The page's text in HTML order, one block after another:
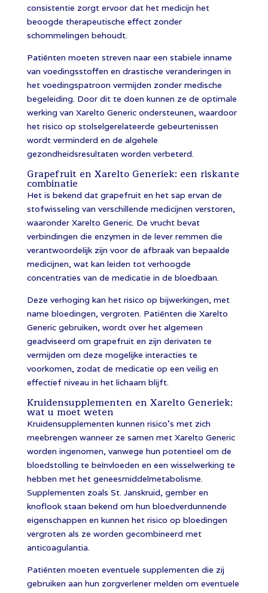
consistentie zorgt ervoor dat het medicijn het
beoogde therapeutische effect zonder
schommelingen behoudt.
Patiënten moeten streven naar een stabiele inname
van voedingsstoffen en drastische veranderingen in
het voedingspatroon vermijden zonder medische
begeleiding. Door dit te doen kunnen ze de optimale
werking van Xarelto Generic ondersteunen, waardoor
het risico op stolselgerelateerde gebeurtenissen
wordt verminderd en de algehele
gezondheidsresultaten worden verbeterd.
Grapefruit en Xarelto Generiek: een riskante
combinatie
Het is bekend dat grapefruit en het sap ervan de
stofwisseling van verschillende medicijnen verstoren,
waaronder Xarelto Generic. De vrucht bevat
verbindingen die enzymen in de lever remmen die
verantwoordelijk zijn voor de afbraak van bepaalde
medicijnen, wat kan leiden tot verhoogde
concentraties van de medicatie in de bloedbaan.
Deze verhoging kan het risico op bijwerkingen, met
name bloedingen, vergroten. Patiënten die Xarelto
Generic gebruiken, wordt over het algemeen
geadviseerd om grapefruit en zijn derivaten te
vermijden om deze mogelijke interacties te
voorkomen, zodat de medicatie op een veilig en
effectief niveau in het lichaam blijft.
Kruidensupplementen en Xarelto Generiek:
wat u moet weten
Kruidensupplementen kunnen risico’s met zich
meebrengen wanneer ze samen met Xarelto Generic
worden ingenomen, vanwege hun potentieel om de
bloedstolling te beïnvloeden en een wisselwerking te
hebben met het geneesmiddelmetabolisme.
Supplementen zoals St. Janskruid, gember en
knoflook staan ​​bekend om hun bloedverdunnende
eigenschappen en kunnen het risico op bloedingen
vergroten als ze worden gecombineerd met
anticoagulantia.
Patiënten moeten eventuele supplementen die zij
gebruiken aan hun zorgverlener melden om eventuele